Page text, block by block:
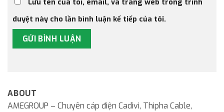
Lưu tên của tôi, email, và trang web trong trình
duyệt này cho lần bình luận kế tiếp của tôi.
ABOUT
AMEGROUP – Chuyên cáp điện Cadivi, Thipha Cable,